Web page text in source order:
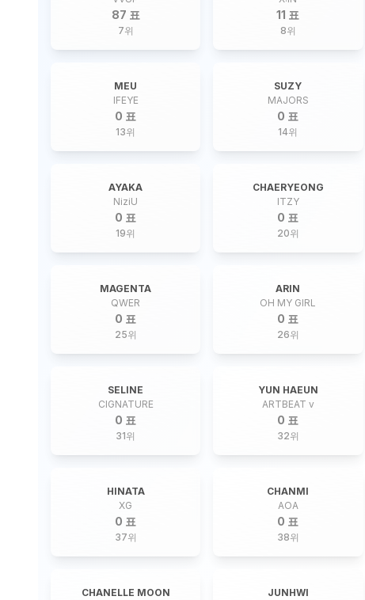
87 표
7위
11 표
8위
MEU
IFEYE
0 표
13위
SUZY
MAJORS
0 표
14위
AYAKA
NiziU
0 표
19위
CHAERYEONG
ITZY
0 표
20위
MAGENTA
QWER
0 표
25위
ARIN
OH MY GIRL
0 표
26위
SELINE
CIGNATURE
0 표
31위
YUN HAEUN
ARTBEAT v
0 표
32위
HINATA
XG
0 표
37위
CHANMI
AOA
0 표
38위
CHANELLE MOON
JUNHWI